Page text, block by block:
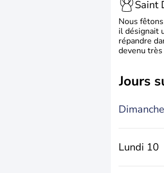
Saint
Nous
il désignait
répandre
devenu très
jours
Lundi 10